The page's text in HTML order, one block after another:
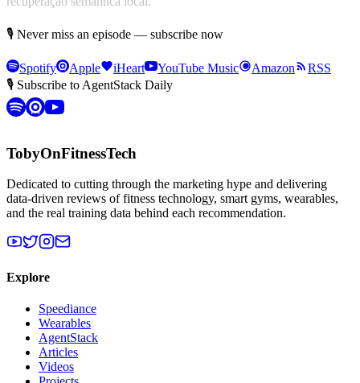
🎙 Never miss an episode — subscribe now
Spotify Apple iHeart YouTube Music Amazon
RSS
🎙 Subscribe to AgentStack Daily
TobyOnFitnessTech
Dedicated to cutting through the marketing hype and delivering
data-driven reviews of fitness technology, smart gyms, wearables,
and the real training data behind each recommendation.
Explore
Speediance
Wearables
AgentStack
Articles
Videos